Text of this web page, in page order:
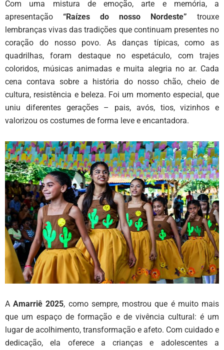
Com uma mistura de emoção, arte e memória, a
apresentação “Raízes do nosso Nordeste” trouxe
lembranças vivas das tradições que continuam presentes no
coração do nosso povo. As danças típicas, como as
quadrilhas, foram destaque no espetáculo, com trajes
coloridos, músicas animadas e muita alegria no ar. Cada
cena contava sobre a história do nosso chão, cheio de
cultura, resistência e beleza. Foi um momento especial, que
uniu diferentes gerações – pais, avós, tios, vizinhos e
valorizou os costumes de forma leve e encantadora.
AAmarriê 2025, como sempre, mostrou que é muito mais
que um espaço de formação e de vivência cultural: é um
lugar de acolhimento, transformação e afeto. Com cuidado e
dedicação, ela oferece a crianças e adolescentes a